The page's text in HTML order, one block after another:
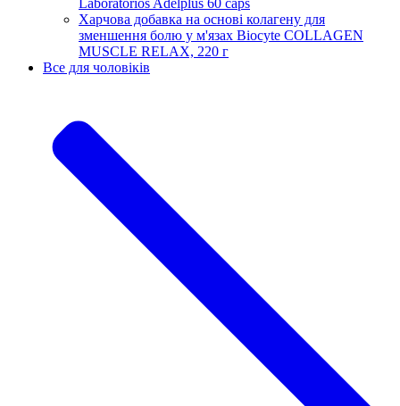
Харчова добавка на основі колагену для
зменшення болю у м'язах Biocyte COLLAGEN
MUSCLE RELAX, 220 г
Все для чоловіків